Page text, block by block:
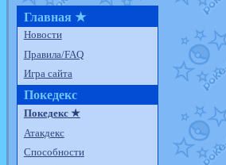
Главная ★
Новости
Правила/FAQ
Игра сайта
Покедекс
Покедекс ★
Атакдекс
Способности